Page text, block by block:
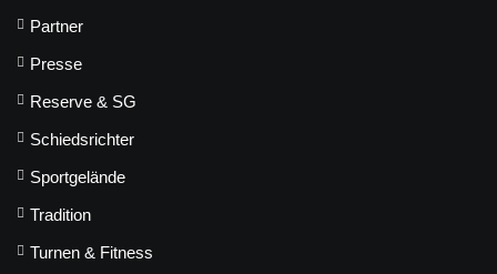
Partner
Presse
Reserve & SG
Schiedsrichter
Sportgelände
Tradition
Turnen & Fitness